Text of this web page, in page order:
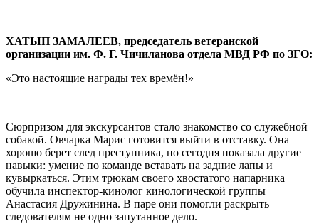
ХАТЫП ЗАМАЛЕЕВ, председатель ветеранской
организации им. Ф. Г. Чичиланова отдела МВД РФ по ЗГО:
«Это настоящие награды тех времён!»
Сюрпризом для экскурсантов стало знакомство со служебной
собакой. Овчарка Марис готовится выйти в отставку. Она
хорошо берет след преступника, но сегодня показала другие
навыки: умение по команде вставать на задние лапы и
кувыркаться. Этим трюкам своего хвостатого напарника
обучила инспектор-кинолог кинологической группы
Анастасия Дружинина. В паре они помогли раскрыть
следователям не одно запутанное дело.